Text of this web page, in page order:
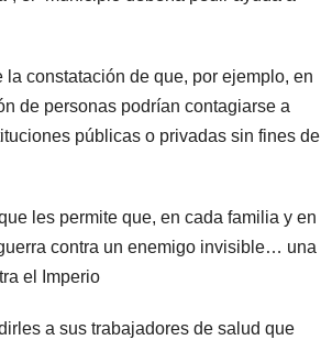
constatación de que, por ejemplo, en
de personas podrían contagiarse a
públicas o privadas sin fines de
les permite que, en cada familia y en
contra un enemigo invisible… una
el Imperio
a sus trabajadores de salud que